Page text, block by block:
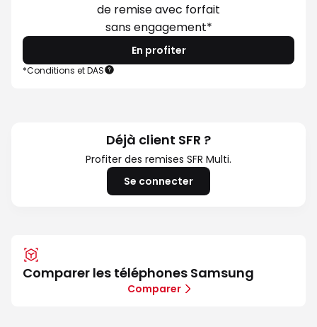
de remise avec forfait
sans engagement*
En profiter
Samsung
*Conditions et DAS
Déjà client SFR ?
Profiter des remises SFR Multi.
Se connecter
Comparer les téléphones Samsung
Comparer